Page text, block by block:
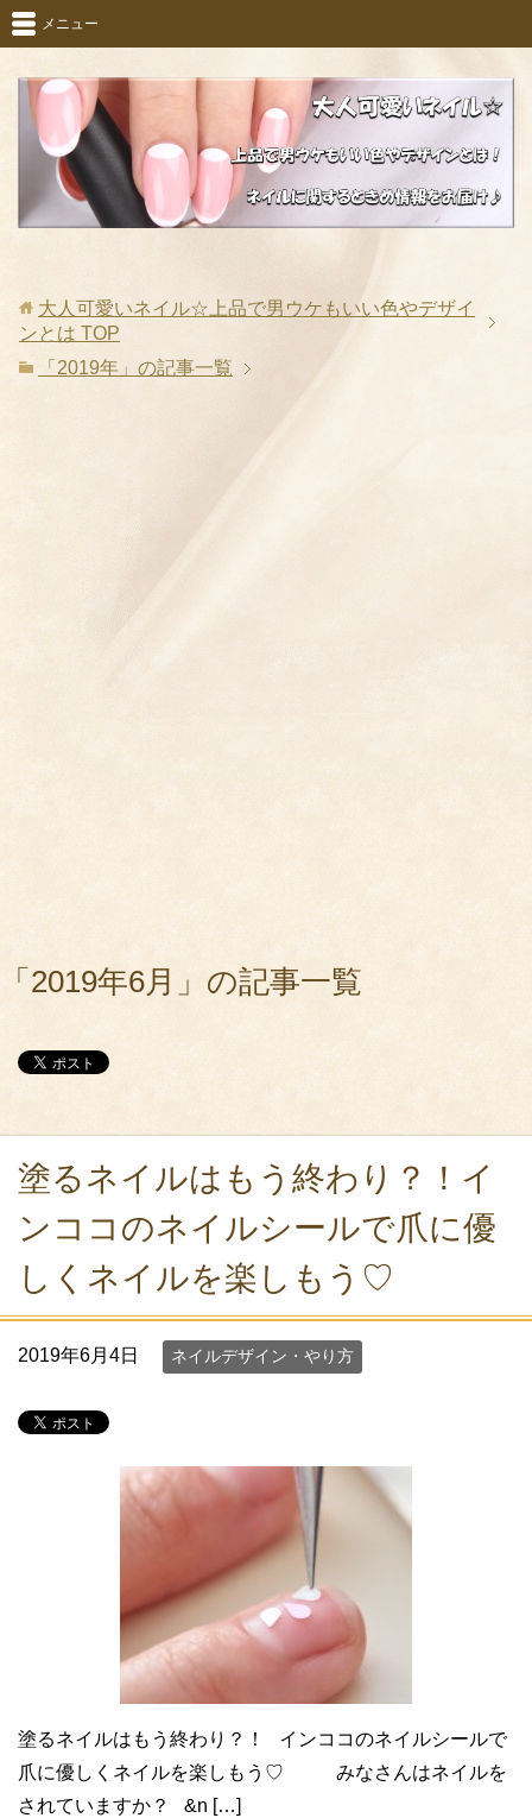
メニュー
大人可愛いネイル☆上品で男ウケもいい色やデザイ
ンとは TOP
「2019年」の記事一覧
「2019年6月」の記事一覧
塗るネイルはもう終わり？！イ
ンココのネイルシールで爪に優
しくネイルを楽しもう♡
2019年6月4日 ネイルデザイン・やり方
塗るネイルはもう終わり？！ インココのネイルシールで
爪に優しくネイルを楽しもう♡ みなさんはネイルを
されていますか？ &n […]